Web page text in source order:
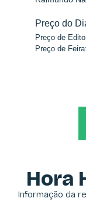
Preço do
Preço de
Preço de
Hora
Informação da